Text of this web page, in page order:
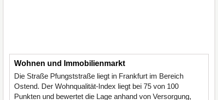
Wohnen und Immobilienmarkt
Die Straße Pfungststraße liegt in Frankfurt im Bereich
Ostend. Der Wohnqualität-Index liegt bei 75 von 100
Punkten und bewertet die Lage anhand von Versorgung,